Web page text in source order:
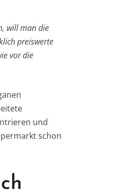
will man die
preiswerte
vor die
und
schon